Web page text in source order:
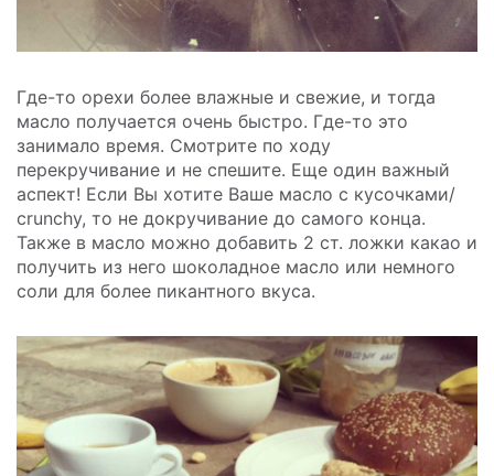
Где-то орехи более влажные и свежие, и тогда
масло получается очень быстро. Где-то это
занимало время. Смотрите по ходу
перекручивание и не спешите. Еще один важный
аспект! Если Вы хотите Ваше масло с кусочками/
crunchy, то не докручивание до самого конца.
Также в масло можно добавить 2 ст. ложки какао и
получить из него шоколадное масло или немного
соли для более пикантного вкуса.